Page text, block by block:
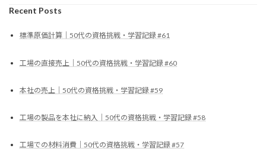
Recent Posts
標準原価計算｜50代の資格挑戦・学習記録 #61
工場の直接売上｜50代の資格挑戦・学習記録 #60
本社の売上｜50代の資格挑戦・学習記録 #59
工場の製品を本社に納入｜50代の資格挑戦・学習記録 #58
工場での材料消費｜50代の資格挑戦・学習記録 #57